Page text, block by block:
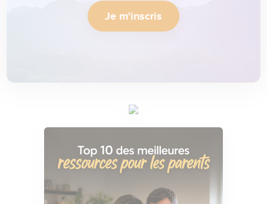
Je m'inscris